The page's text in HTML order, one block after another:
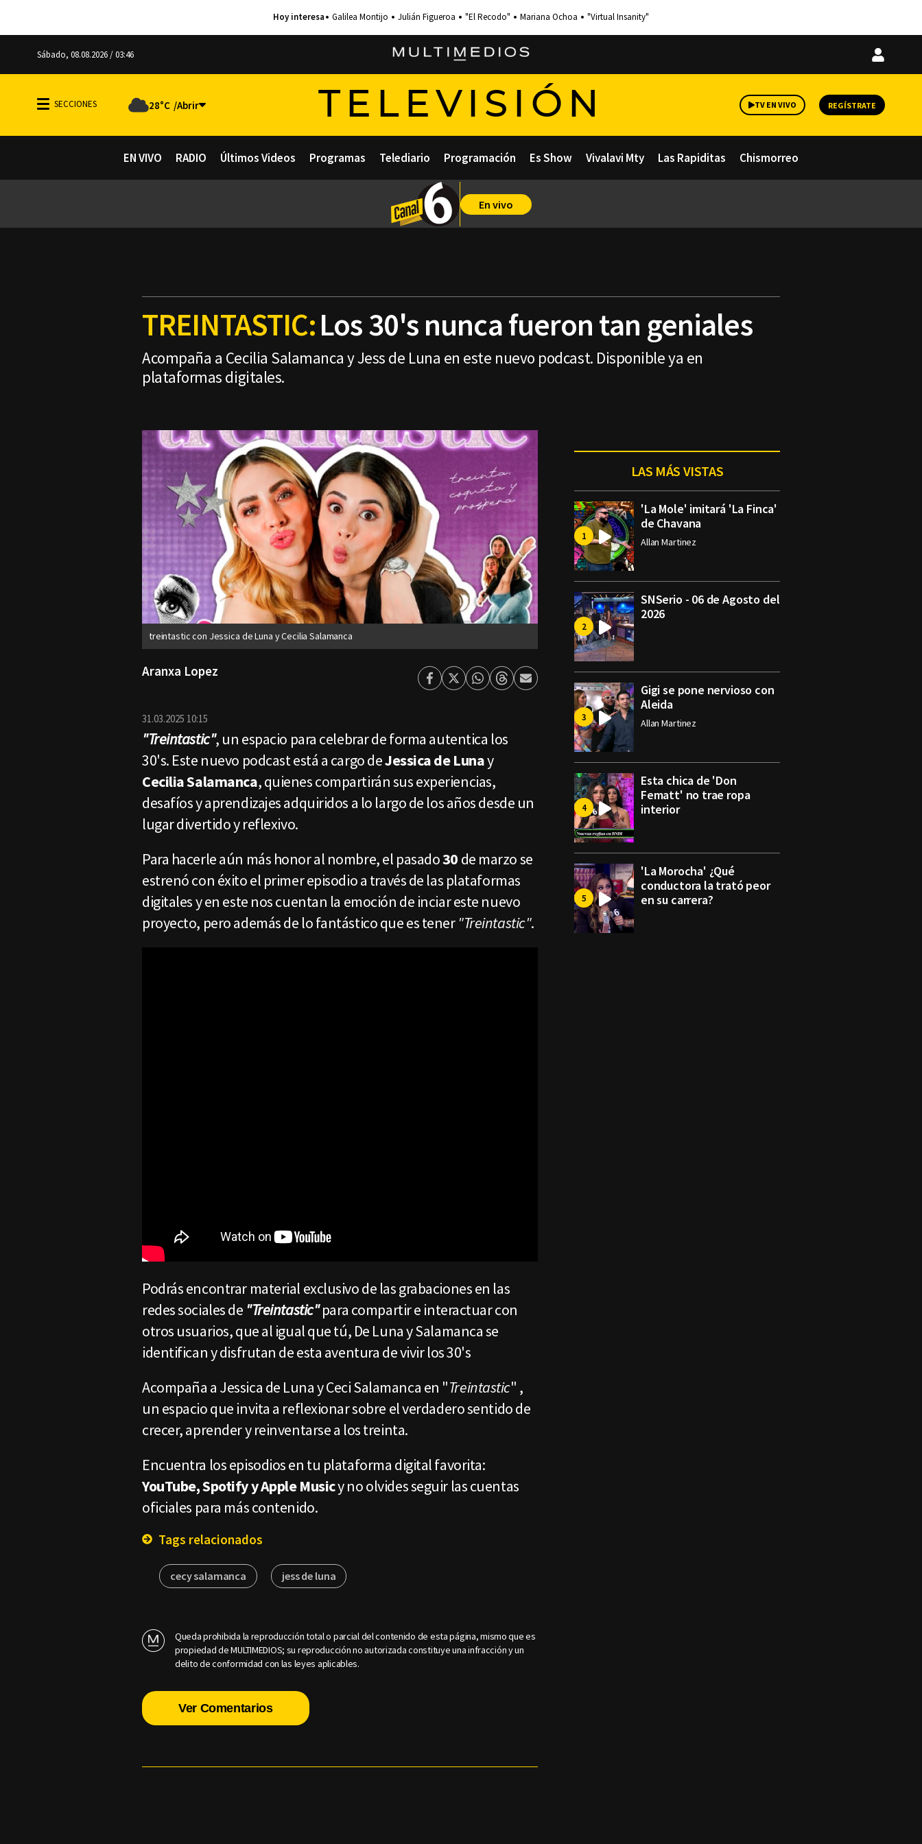
Galilea Montijo Julián Figueroa "El Recodo" Mariana Ochoa "Virtual Insanity"
Sábado, 08.08.2026 / 03:46
Iniciar
28°C TELEVISIÓN TV EN VIVO REGÍSTRATE
EN VIVO RADIO Últimos Videos Programas Telediario Programación Es Show Vivalavi Mty Las Rapiditas Chismorreo
En vivo
TREINTASTIC:Los 30's nunca fueron tan geniales
Acompaña a Cecilia Salamanca y Jess de Luna en este nuevo podcast. Disponible ya en
plataformas digitales.
treintastic con Jessica de Luna y Cecilia Salamanca
Aranxa Lopez
Facebook
TwitterWhatsapp
ThreadsEnviar
31.03.2025 10:15
"Treintastic", un espacio para celebrar de forma autentica los
30's. Este nuevo podcast está a cargo deJessica de Lunay
Cecilia Salamanca, quienes compartirán sus experiencias,
desafíos y aprendizajes adquiridos a lo largo de los años desde un
lugar divertido y reflexivo.
Para hacerle aún más honor al nombre, el pasado30 de marzo se
estrenó con éxito el primer episodio a través de las plataformas
digitales y en este nos cuentan la emoción de inciar este nuevo
proyecto, pero además de lo fantástico que es tener"Treintastic".
Podrás encontrar material exclusivo de las grabaciones en las
redes sociales de "Treintastic"para compartir e interactuar con
otros usuarios, que al igual que tú, De Luna y Salamanca se
identifican y disfrutan de esta aventura de vivir los 30's
Acompaña a Jessica de Luna y Ceci Salamanca en "Treintastic" ,
un espacio que invita a reflexionar sobre el verdadero sentido de
crecer, aprender y reinventarse a los treinta.
Encuentra los episodios en tu plataforma digital favorita:
YouTube, Spotify y Apple Musicy no olvides seguir las cuentas
oficiales para más contenido.
Tags relacionados
cecy salamanca jess de luna
Queda prohibida la reproducción total o parcial del contenido de esta página, mismo que es
propiedad de MULTIMEDIOS; su reproducción no autorizada constituye una infracción y un
delito de conformidad con las leyes aplicables.
Ver Comentarios
LAS MÁS VISTAS
'La Mole' imitará 'La Finca'
de Chavana
Allan Martinez
SNSerio - 06 de Agosto del
2026
Gigi se pone nervioso con
Aleida
Allan Martinez
Esta chica de 'Don
Fematt' no trae ropa
interior
'La Morocha' ¿Qué
conductora la trató peor
en su carrera?